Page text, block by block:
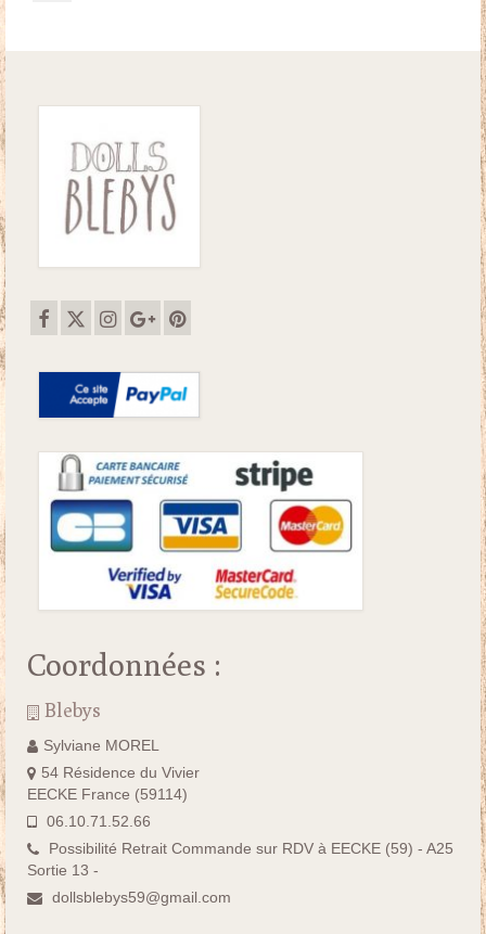
Coordonnées :
Blebys
Sylviane MOREL
54 Résidence du Vivier
EECKE France (59114)
06.10.71.52.66
Possibilité Retrait Commande sur RDV à EECKE (59) - A25
Sortie 13 -
dollsblebys59@gmail.com